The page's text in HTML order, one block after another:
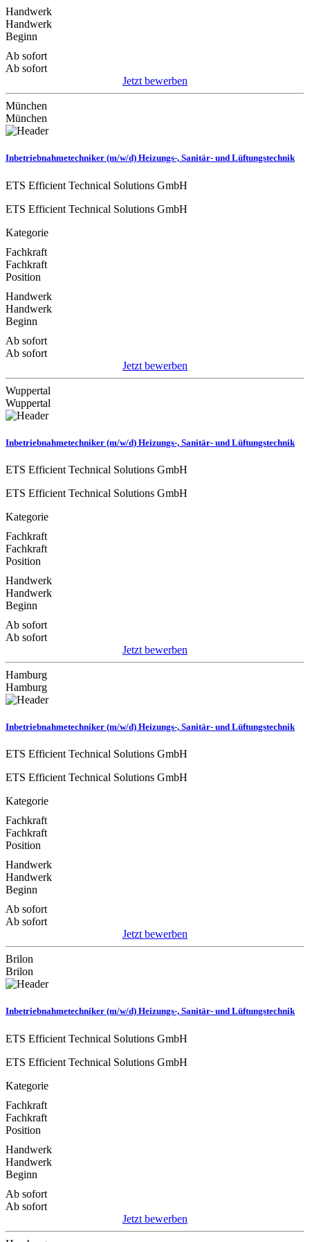
Handwerk
Handwerk
Beginn
Ab sofort
Ab sofort
Jetzt bewerben
München
München
Inbetriebnahmetechniker (m/w/d) Heizungs-, Sanitär- und Lüftungstechnik
ETS Efficient Technical Solutions GmbH
ETS Efficient Technical Solutions GmbH
Kategorie
Fachkraft
Fachkraft
Position
Handwerk
Handwerk
Beginn
Ab sofort
Ab sofort
Jetzt bewerben
Wuppertal
Wuppertal
Inbetriebnahmetechniker (m/w/d) Heizungs-, Sanitär- und Lüftungstechnik
ETS Efficient Technical Solutions GmbH
ETS Efficient Technical Solutions GmbH
Kategorie
Fachkraft
Fachkraft
Position
Handwerk
Handwerk
Beginn
Ab sofort
Ab sofort
Jetzt bewerben
Hamburg
Hamburg
Inbetriebnahmetechniker (m/w/d) Heizungs-, Sanitär- und Lüftungstechnik
ETS Efficient Technical Solutions GmbH
ETS Efficient Technical Solutions GmbH
Kategorie
Fachkraft
Fachkraft
Position
Handwerk
Handwerk
Beginn
Ab sofort
Ab sofort
Jetzt bewerben
Brilon
Brilon
Inbetriebnahmetechniker (m/w/d) Heizungs-, Sanitär- und Lüftungstechnik
ETS Efficient Technical Solutions GmbH
ETS Efficient Technical Solutions GmbH
Kategorie
Fachkraft
Fachkraft
Position
Handwerk
Handwerk
Beginn
Ab sofort
Ab sofort
Jetzt bewerben